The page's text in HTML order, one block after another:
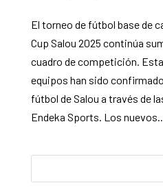
El torneo de fútbol base de
Cup Salou 2025 continúa
cuadro de competición.
equipos han sido
fútbol de Salou a través de
Endeka Sports. Los nuevos...